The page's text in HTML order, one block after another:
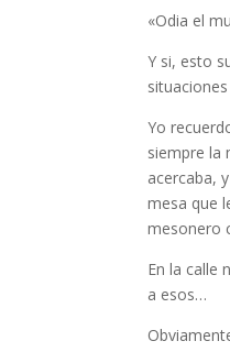
«Odia el
Y si, esto
Yo
siempre la
acercaba,
mesa que
mesonero
En la calle
a esos…